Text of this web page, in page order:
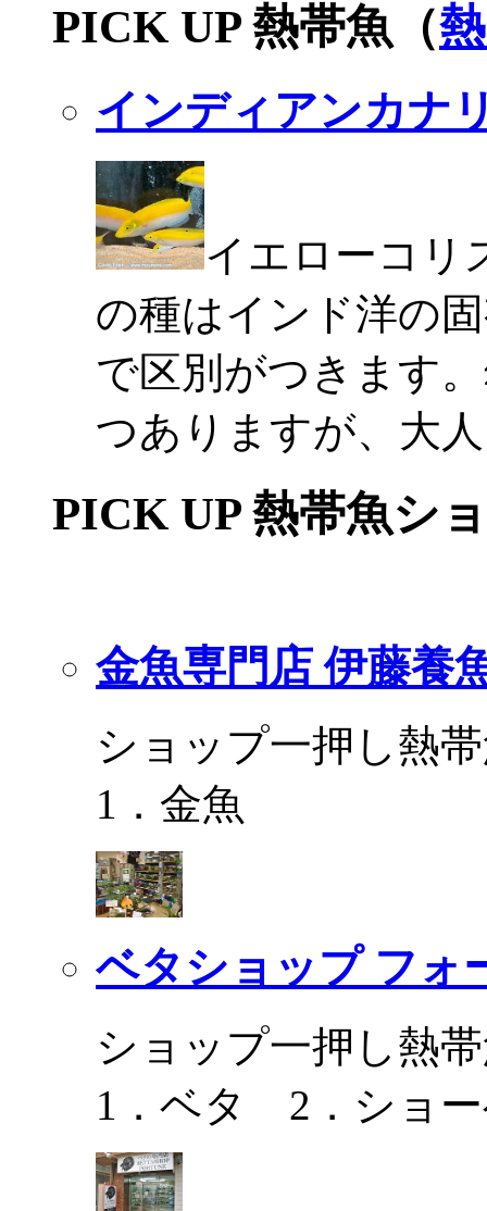
PICK UP 熱帯魚（
インディアンカナ
イエローコリ
の種はインド洋の
で区別がつきます
つありますが、大
PICK UP 熱帯魚シ
金魚専門店 伊藤養
ショップ一押し熱
1．金魚
ベタショップ フォ
ショップ一押し熱
1．ベタ 2．ショ